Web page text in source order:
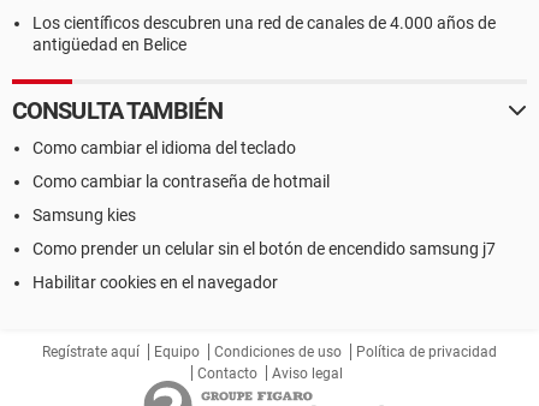
Los científicos descubren una red de canales de 4.000 años de
antigüedad en Belice
CONSULTA TAMBIÉN
Como cambiar el idioma del teclado
Como cambiar la contraseña de hotmail
Samsung kies
Como prender un celular sin el botón de encendido samsung j7
Habilitar cookies en el navegador
Regístrate aquí Equipo Condiciones de uso
Política de privacidad
Contacto
Aviso legal